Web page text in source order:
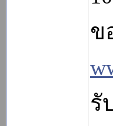
ข
รั